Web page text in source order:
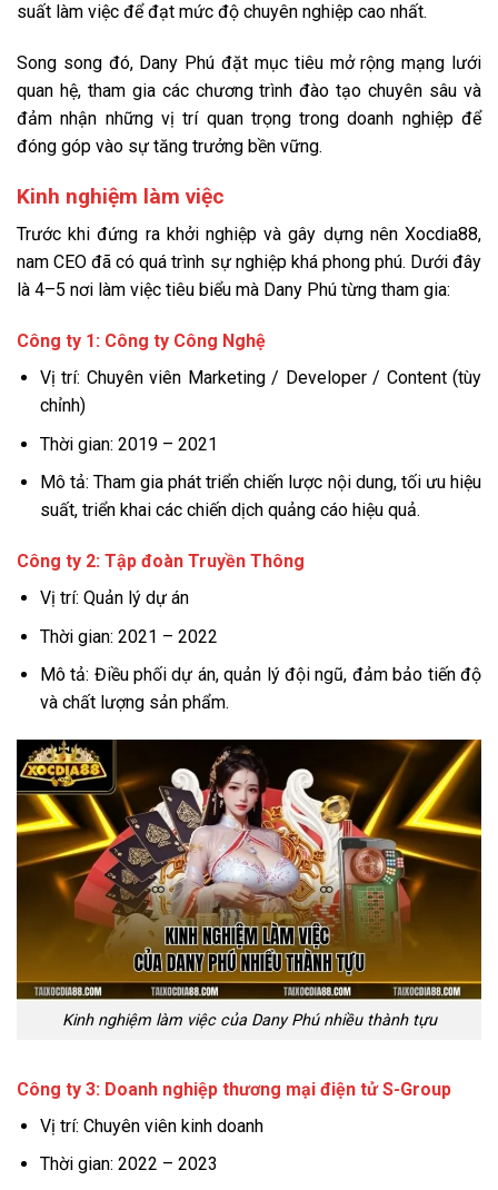
suất làm việc để đạt mức độ chuyên nghiệp cao nhất.
Song song đó, Dany Phú đặt mục tiêu mở rộng mạng lưới
quan hệ, tham gia các chương trình đào tạo chuyên sâu và
đảm nhận những vị trí quan trọng trong doanh nghiệp để
đóng góp vào sự tăng trưởng bền vững.
Kinh nghiệm làm việc
Trước khi đứng ra khởi nghiệp và gây dựng nên Xocdia88,
nam CEO đã có quá trình sự nghiệp khá phong phú. Dưới đây
là 4–5 nơi làm việc tiêu biểu mà Dany Phú từng tham gia:
Công ty 1: Công ty Công Nghệ
Vị trí: Chuyên viên Marketing / Developer / Content (tùy
chỉnh)
Thời gian: 2019 – 2021
Mô tả: Tham gia phát triển chiến lược nội dung, tối ưu hiệu
suất, triển khai các chiến dịch quảng cáo hiệu quả.
Công ty 2: Tập đoàn Truyền Thông
Vị trí: Quản lý dự án
Thời gian: 2021 – 2022
Mô tả: Điều phối dự án, quản lý đội ngũ, đảm bảo tiến độ
và chất lượng sản phẩm.
Kinh nghiệm làm việc của Dany Phú nhiều thành tựu
Công ty 3: Doanh nghiệp thương mại điện tử S-Group
Vị trí: Chuyên viên kinh doanh
Thời gian: 2022 – 2023